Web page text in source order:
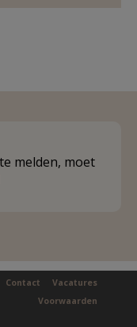
melden, moet
Vacatures
Contact
Voorwaarden